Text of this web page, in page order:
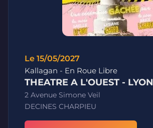
Le 15/05/2027
Kallagan - En Roue Libre
THEATRE A L'OUEST - LYON
2 Avenue Simone Veil
DECINES CHARPIEU